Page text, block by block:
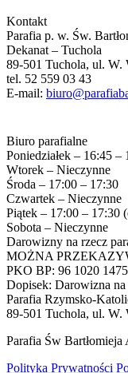
Kontakt
Parafia p. w. Św.
Dekanat – Tuchola
89-501 Tuchola, ul. W.
tel. 52 559 03 43
E-mail:
Biuro parafialne
Poniedziałek – 16:45 –
Wtorek – Nieczynne
Środa – 17:00 – 17:30
Czwartek – Nieczynne
Piątek – 17:00 – 17:30
Sobota – Nieczynne
Darowizny na rzecz
MOŻNA
PKO BP: 96 1020
Dopisek: Darowizna
Parafia Rzymsko-
89-501 Tuchola, ul. W.
Parafia Św Bartłomieja
Polityka Prywatności